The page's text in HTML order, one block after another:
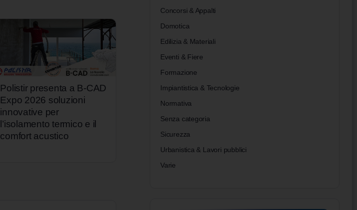
Polistir presenta a B-CAD
Expo 2026 soluzioni
innovative per
l’isolamento termico e il
comfort acustico
Concorsi & Appalti
Domotica
Edilizia & Materiali
Eventi & Fiere
Formazione
Impiantistica & Tecnologie
Normativa
Senza categoria
Sicurezza
Urbanistica & Lavori pubblici
Varie